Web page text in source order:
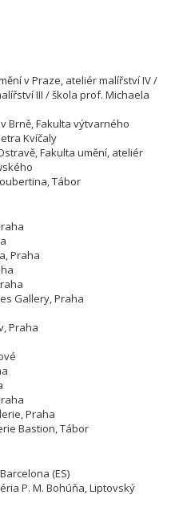
v Praze, ateliér malířství IV /
III / škola prof. Michaela
Brně, Fakulta výtvarného
Kvíčaly
Fakulta umění, ateliér
Tábor
Praha
Gallery, Praha
Praha
Praha
Bastion, Tábor
(ES)
P. M. Bohúňa, Liptovský